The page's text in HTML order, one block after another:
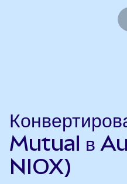
Mutual в
NIOX)